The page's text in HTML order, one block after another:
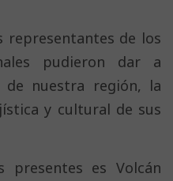
representantes de los
pudieron dar a
de nuestra región, la
y cultural de sus
presentes es Volcán